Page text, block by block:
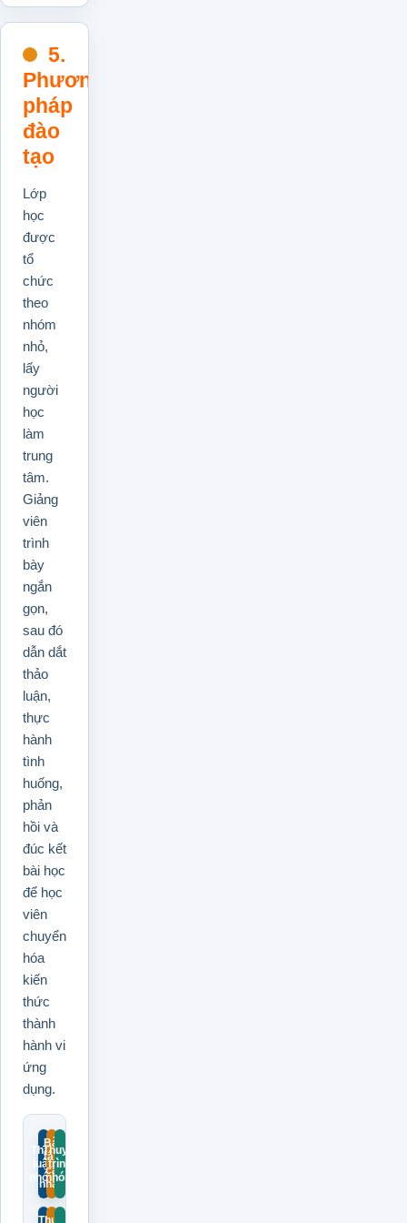
5.
Phương
pháp
đào
tạo
Lớp
học
được
tổ
chức
theo
nhóm
nhỏ,
lấy
người
học
làm
trung
tâm.
Giảng
viên
trình
bày
ngắn
gọn,
sau đó
dẫn dắt
thảo
luận,
thực
hành
tình
huống,
phản
hồi và
đúc kết
bài học
để học
viên
chuyển
hóa
kiến
thức
thành
hành vi
ứng
dụng.
Thảo
luận
nhóm
Bài
tập
cá
nhân
Thuyết
trình
nhóm
Thực